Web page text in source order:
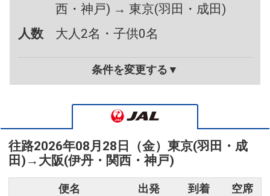
西・神戸) → 東京(羽田・成田)
人数
大人2名・子供0名
条件を変更する▼
往路2026年08月28日（金） 東京(羽田・成
田) → 大阪(伊丹・関西・神戸)
便名 出発 到着 空席